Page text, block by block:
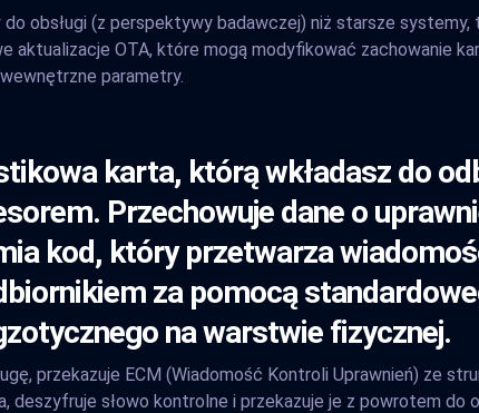
obsługi (z perspektywy badawczej) niż starsze systemy,
OTA, które mogą modyfikować zachowanie
parametry.
karta, którą wkładasz do
Przechowuje dane o
kod, który przetwarza
za pomocą
na warstwie fizycznej.
przekazuje ECM (Wiadomość Kontroli Uprawnień) ze
deszyfruje słowo kontrolne i przekazuje je z powrotem do